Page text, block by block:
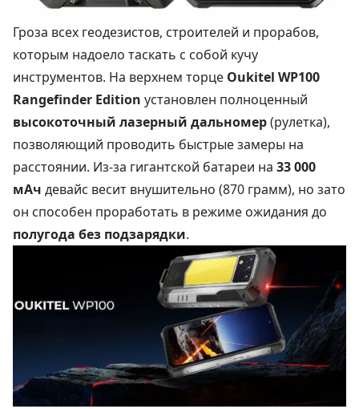
Гроза всех геодезистов, строителей и прорабов,
которым надоело таскать с собой кучу
инструментов. На верхнем торце Oukitel WP100
Rangefinder Edition установлен полноценный
высокоточный лазерный дальномер(рулетка),
позволяющий проводить быстрые замеры на
расстоянии. Из-за гигантской батареи на 33 000
мАч девайс весит внушительно (870 грамм), но зато
он способен проработать в режиме ожидания до
полугода без подзарядки.